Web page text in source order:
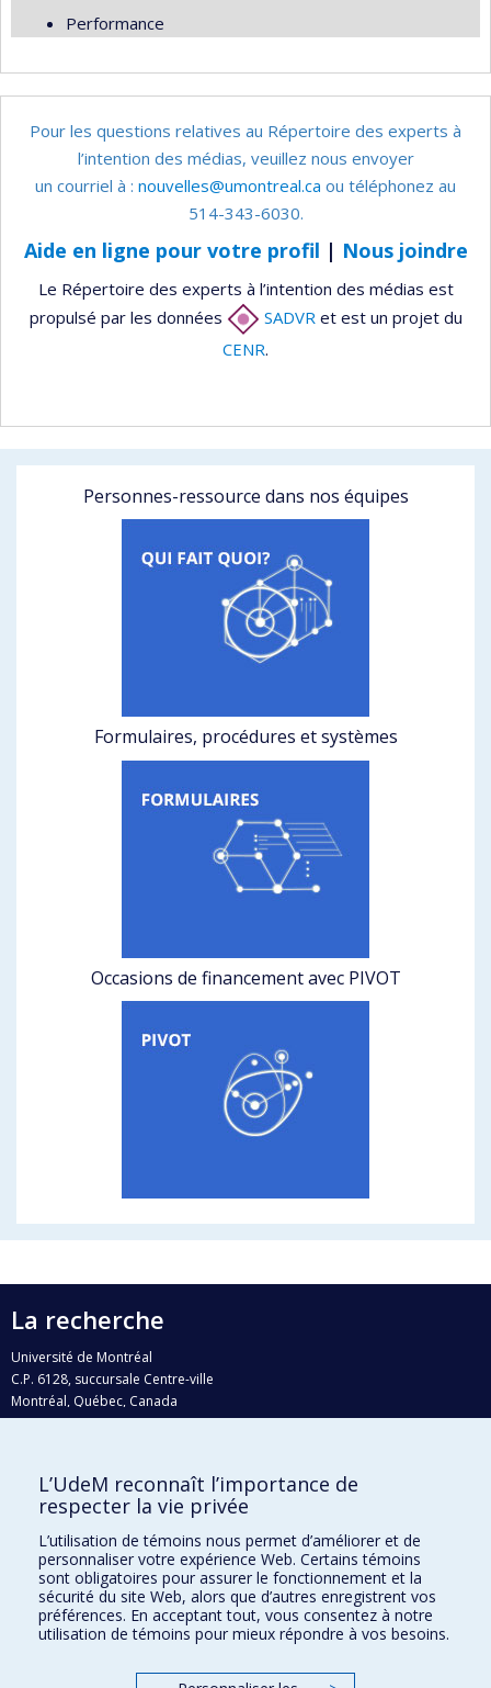
Performance
Pour les questions relatives au Répertoire des experts à
l’intention des médias, veuillez nous envoyer
un courriel à : nouvelles@umontreal.ca ou téléphonez au
514-343-6030.
Aide en ligne pour votre profil | Nous joindre
Le Répertoire des experts à l’intention des médias est
propulsé par les données
SADVR et est un projet du
CENR.
Personnes-ressource dans nos équipes
Formulaires, procédures et systèmes
Occasions de financement avec PIVOT
La recherche
Université de Montréal
C.P. 6128, succursale Centre-ville
Montréal, Québec, Canada
H3C 3J7
Qui fait quoi?
Nous trouver
Plan du site
Accessibilité
L’UdeM reconnaît l’importance de
respecter la vie privée
L’utilisation de témoins nous permet d’améliorer et de
personnaliser votre expérience Web. Certains témoins
sont obligatoires pour assurer le fonctionnement et la
sécurité du site Web, alors que d’autres enregistrent vos
préférences. En acceptant tout, vous consentez à notre
utilisation de témoins pour mieux répondre à vos besoins.